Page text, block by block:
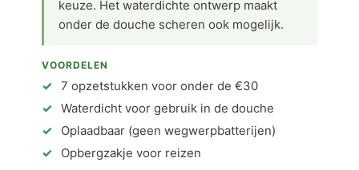
keuze. Het waterdichte ontwerp maakt
onder de douche scheren ook mogelijk.
VOORDELEN
7 opzetstukken voor onder de €30
Waterdicht voor gebruik in de douche
Oplaadbaar (geen wegwerpbatterijen)
Opbergzakje voor reizen